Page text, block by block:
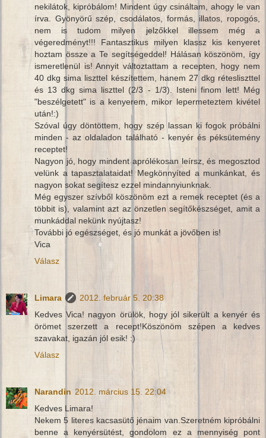
nekilátok, kipróbálom! Mindent úgy csináltam, ahogy le van
írva. Gyönyörű szép, csodálatos, formás, illatos, ropogós,
nem is tudom milyen jelzőkkel illessem még a
végeredményt!!! Fantasztikus milyen klassz kis kenyeret
hoztam össze a Te segítségeddel! Hálásan köszönöm, így
ismeretlenül is! Annyit változtattam a recepten, hogy nem
40 dkg sima liszttel készítettem, hanem 27 dkg rétesliszttel
és 13 dkg sima liszttel (2/3 - 1/3). Isteni finom lett! Még
"beszélgetett" is a kenyerem, mikor lepermeteztem kivétel
után!:)
Szóval úgy döntöttem, hogy szép lassan ki fogok próbálni
minden - az oldaladon található - kenyér és péksütemény
receptet!
Nagyon jó, hogy mindent aprólékosan leírsz, és megosztod
velünk a tapasztalataidat! Megkönnyíted a munkánkat, és
nagyon sokat segítesz ezzel mindannyiunknak.
Még egyszer szívből köszönöm ezt a remek receptet (és a
többit is), valamint azt az önzetlen segítőkészséget, amit a
munkáddal nekünk nyújtasz!
További jó egészséget, és jó munkát a jövőben is!
Vica
Válasz
Limara
2012. február 5. 20:38
Kedves Vica! nagyon örülök, hogy jól sikerült a kenyér és
örömet szerzett a recept!Köszönöm szépen a kedves
szavakat, igazán jól esik! :)
Válasz
Narandin 2012. március 15. 22:04
Kedves Limara!
Nekem 5 literes kacsasütő jénaim van.Szeretném kipróbálni
benne a kenyérsütést, gondolom ez a mennyiség pont